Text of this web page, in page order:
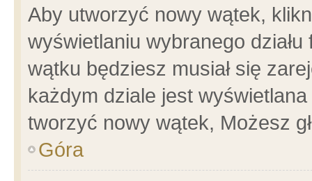
Aby utworzyć nowy wątek,
wyświetlaniu wybranego
wątku będziesz musiał się
każdym dziale jest
tworzyć nowy wątek, Możesz
Góra